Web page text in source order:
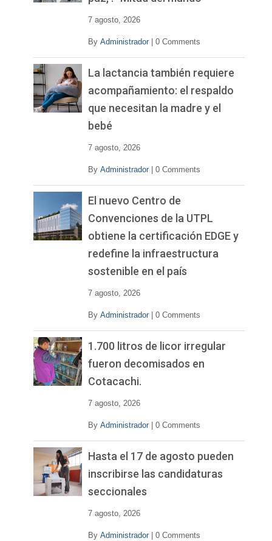
7 agosto, 2026
By Administrador 0 Comments
La lactancia también requiere
acompañamiento: el respaldo
que necesitan la madre y el
bebé
7 agosto, 2026
By Administrador 0 Comments
El nuevo Centro de
Convenciones de la UTPL
obtiene la certificación EDGE y
redefine la infraestructura
sostenible en el país
7 agosto, 2026
By Administrador 0 Comments
1.700 litros de licor irregular
fueron decomisados en
Cotacachi.
7 agosto, 2026
By Administrador 0 Comments
Hasta el 17 de agosto pueden
inscribirse las candidaturas
seccionales
7 agosto, 2026
By Administrador 0 Comments